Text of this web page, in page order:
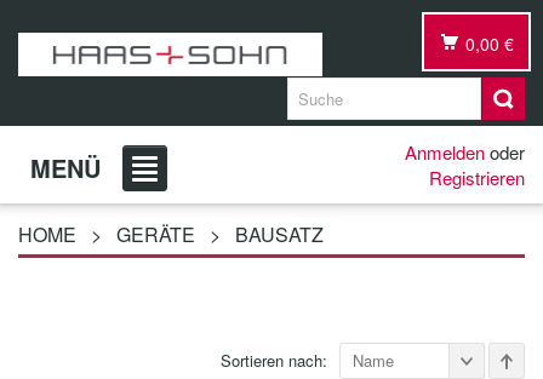
0,00 €
MENÜ Anmeldenoder
Registrieren
HOME > GERÄTE > BAUSATZ
Sortieren nach: Name